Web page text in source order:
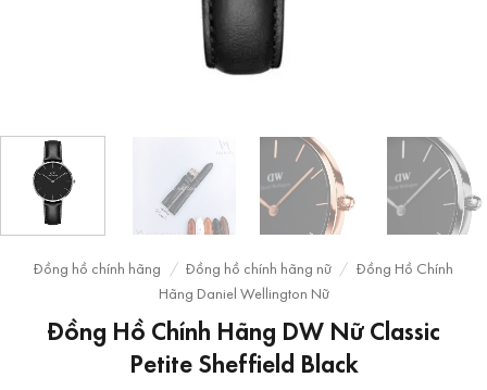
Đồng hồ chính hãng / Đồng hồ chính hãng nữ / Đồng Hồ Chính
Hãng Daniel Wellington Nữ
Đồng Hồ Chính Hãng DW Nữ Classic
Petite Sheffield Black